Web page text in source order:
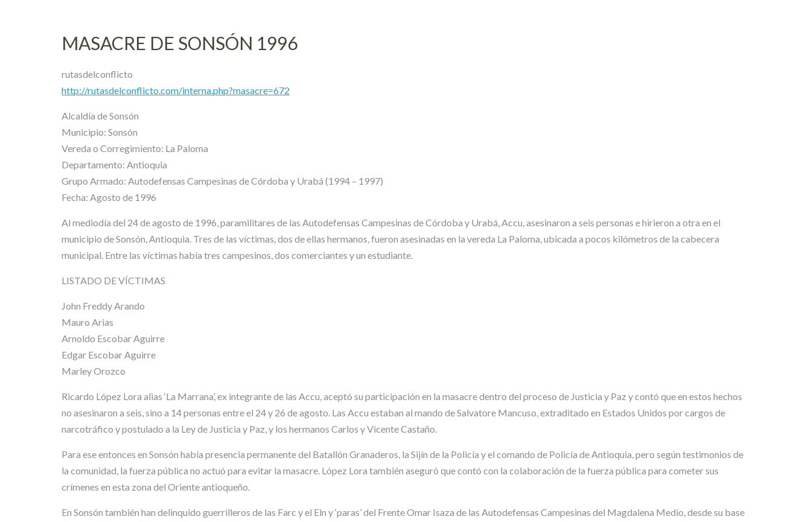
MASACRE DE SONSÓN 1996
rutasdelconflicto
http://rutasdelconflicto.com/interna.php?masacre=672
Alcaldía de Sonsón
Municipio: Sonsón
Vereda o Corregimiento: La Paloma
Departamento: Antioquia
Grupo Armado: Autodefensas Campesinas de Córdoba y Urabá (1994 – 1997)
Fecha: Agosto de 1996
Al mediodía del 24 de agosto de 1996, paramilitares de las Autodefensas Campesinas de Córdoba y Urabá, Accu, asesinaron a seis personas e hirieron a otra en el
municipio de Sonsón, Antioquia. Tres de las víctimas, dos de ellas hermanos, fueron asesinadas en la vereda La Paloma, ubicada a pocos kilómetros de la cabecera
municipal. Entre las víctimas había tres campesinos, dos comerciantes y un estudiante.
LISTADO DE VÍCTIMAS
John Freddy Arando
Mauro Arias
Arnoldo Escobar Aguirre
Edgar Escobar Aguirre
Marley Orozco
Ricardo López Lora alias ‘La Marrana’, ex integrante de las Accu, aceptó su participación en la masacre dentro del proceso de Justicia y Paz y contó que en estos hechos
no asesinaron a seis, sino a 14 personas entre el 24 y 26 de agosto. Las Accu estaban al mando de Salvatore Mancuso, extraditado en Estados Unidos por cargos de
narcotráfico y postulado a la Ley de Justicia y Paz, y los hermanos Carlos y Vicente Castaño.
Para ese entonces en Sonsón había presencia permanente del Batallón Granaderos, la Sijín de la Policía y el comando de Policía de Antioquia, pero según testimonios de
la comunidad, la fuerza pública no actuó para evitar la masacre. López Lora también aseguró que contó con la colaboración de la fuerza pública para cometer sus
crímenes en esta zona del Oriente antioqueño.
En Sonsón también han delinquido guerrilleros de las Farc y el Eln y ‘paras’ del Frente Omar Isaza de las Autodefensas Campesinas del Magdalena Medio, desde su base